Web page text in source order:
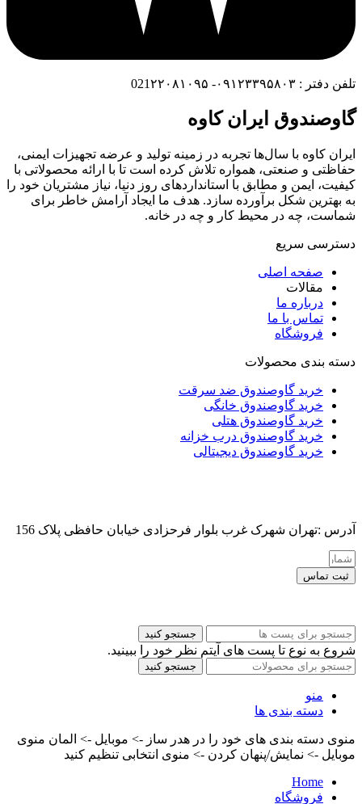
تلفن دفتر : ۰۹۱۲۳۳۹۵۸۰۳- 021۲۲۰۸۱۰۹۵
گاوصندوق ایران کاوه
ایران کاوه با سال‌ها تجربه در زمینه تولید و عرضه تجهیزات ایمنی،
حفاظتی و صنعتی، همواره تلاش کرده است تا با ارائه محصولاتی با
کیفیت، ایمن و مطابق با استانداردهای روز دنیا، نیاز مشتریان خود را
به بهترین شکل برآورده سازد. هدف ما ایجاد آرامش خاطر برای
شماست، چه در محیط کار و چه در خانه.
دسترسی سریع
صفحه اصلی
مقالات
درباره ما
تماس با ما
فروشگاه
دسته بندی محصولات
خرید گاوصندوق ضد سرقت
خرید گاوصندوق خانگی
خرید گاوصندوق هتلی
خرید گاوصندوق درب خزانه
خرید گاوصندوق دیجیتالی
آدرس :تهران شهرک غرب بلوار فرحزادی خیابان حافظی پلاک 156
ثبت تماس
جستجو کنید
شروع به نوع تا پست های آیتم نظر خود را ببینید.
جستجو کنید
منو
دسته بندی ها
منوی دسته بندی های خود را در هدر ساز -> موبایل -> المان منوی
موبایل -> نمایش/پنهان کردن -> منوی انتخابی تنظیم کنید
Home
فروشگاه